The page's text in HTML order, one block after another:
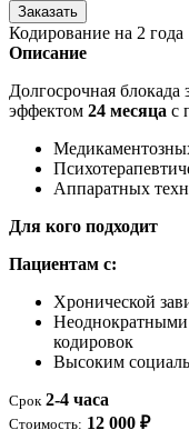
Заказать
Кодирование на 2 года
Описание
Долгосрочная
эффектом 24 месяца с
Аппаратных
Для кого подходит
Пациентам с:
Хронической
Неоднократными
кодировок
Высоким
Срок 2-4 часа
Стоимость: 12 000 ₽